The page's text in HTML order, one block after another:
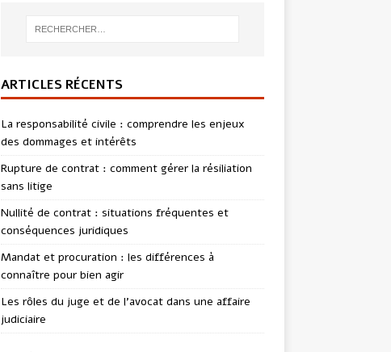
ARTICLES RÉCENTS
La responsabilité civile : comprendre les enjeux
des dommages et intérêts
Rupture de contrat : comment gérer la résiliation
sans litige
Nullité de contrat : situations fréquentes et
conséquences juridiques
Mandat et procuration : les différences à
connaître pour bien agir
Les rôles du juge et de l’avocat dans une affaire
judiciaire